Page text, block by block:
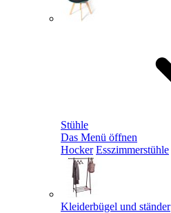
Stühle
Das Menü öffnen
Hocker Esszimmerstühle
Kleiderbügel und ständer